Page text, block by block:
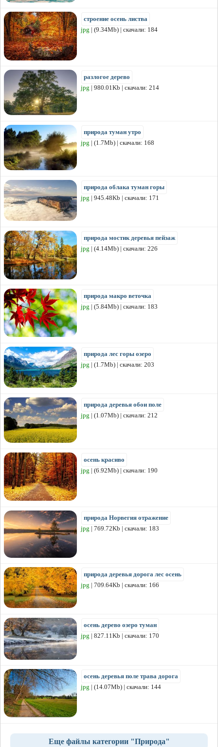
строение осень листва
jpg | (9.34Mb) | скачали: 184
разлогое дерево
jpg | 980.01Kb | скачали: 214
природа туман утро
jpg | (1.7Mb) | скачали: 168
природа облака туман горы
jpg | 945.48Kb | скачали: 171
природа мостик деревья пейзаж
jpg | (4.14Mb) | скачали: 226
природа макро веточка
jpg | (5.84Mb) | скачали: 183
природа лес горы озеро
jpg | (1.7Mb) | скачали: 203
природа деревья обои поле
jpg | (1.07Mb) | скачали: 212
осень красиво
jpg | (6.92Mb) | скачали: 190
природа Норвегия отражение
jpg | 769.72Kb | скачали: 183
природа деревья дорога лес осень
jpg | 709.64Kb | скачали: 166
осень дерево озеро туман
jpg | 827.11Kb | скачали: 170
осень деревья поле трава дорога
jpg | (14.07Mb) | скачали: 144
Еще файлы категории "Природа"